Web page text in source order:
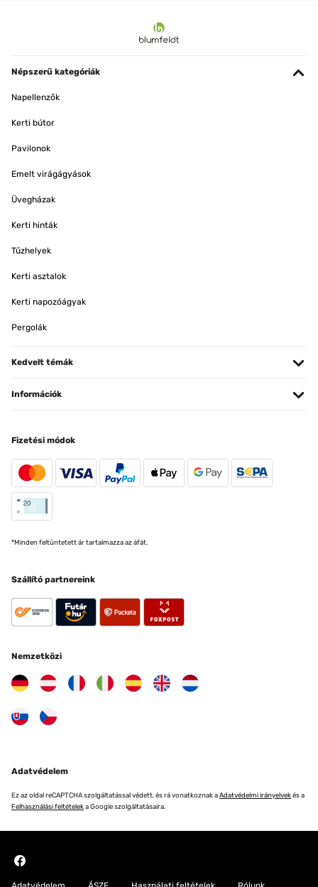
Népszerű kategóriák
Napellenzők
Kerti bútor
Pavilonok
Emelt virágágyások
Üvegházak
Kerti hinták
Tűzhelyek
Kerti asztalok
Kerti napozóágyak
Pergolák
Kedvelt témák
Információk
Fizetési módok
*Minden feltüntetett ár tartalmazza az áfát.
Szállító partnereink
Nemzetközi
Adatvédelem
Ez az oldal reCAPTCHA szolgáltatással védett, és rá vonatkoznak aAdatvédelmi irányelvekés a
Felhasználási feltételeka Google szolgáltatásaira.